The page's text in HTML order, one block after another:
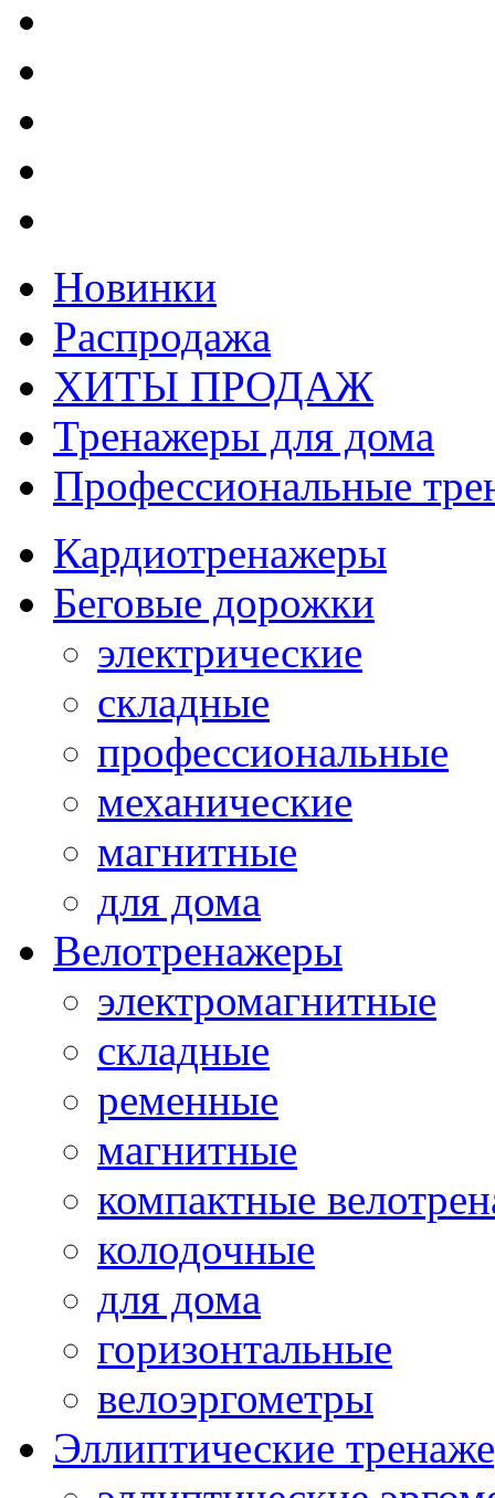
Новинки
Распродажа
ХИТЫ ПРОДАЖ
Тренажеры для дома
Профессиональные
Кардиотренажеры
Беговые дорожки
электрические
складные
профессиональные
механические
магнитные
для дома
Велотренажеры
электромагнитные
складные
ременные
магнитные
компактные
колодочные
для дома
горизонтальные
велоэргометры
Эллиптические